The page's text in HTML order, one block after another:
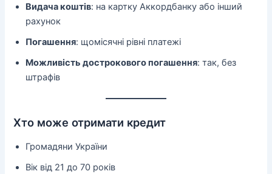
Видача коштів: на картку Аккордбанку або інший
рахунок
Погашення: щомісячні рівні платежі
Можливість дострокового погашення: так, без
штрафів
Хто може отримати кредит
Громадяни України
Вік від 21 до 70 років